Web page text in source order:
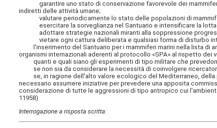
garantire uno stato di conservazione favorevole dei
indiretti delle attività umane;
valutare periodicamente lo stato delle popolazioni di
esercitare la sorveglianza nel Santuario e intensificare la lotta
adottare strategie nazionali miranti alla soppressione
vietare ogni cattura deliberata e qualsiasi forma di disturbo
l'inserimento del Santuario per i mammiferi marini nella lista di
organismi internazionali aderenti al protocollo «SPA» al rispetto dei
quanti e quali siano gli esperimenti di tipo militare che
se non sia da considerare la necessità di coinvolgere
se, in ragione dell'alto valore ecologico del Mediterraneo, della
necessario assumere iniziative per prevedere una apposita
considerazione di tutte le aggressioni di tipo antropico cui
11958)
Interrogazione a risposta scritta: